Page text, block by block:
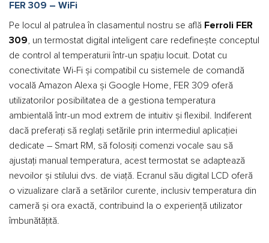
FER 309 – WiFi
Pe locul al patrulea în clasamentul nostru se află Ferroli FER
309 , un termostat digital inteligent care redefinește conceptul
de control al temperaturii într-un spațiu locuit. Dotat cu
conectivitate Wi-Fi și compatibil cu sistemele de comandă
vocală Amazon Alexa și Google Home, FER 309 oferă
utilizatorilor posibilitatea de a gestiona temperatura
ambientală într-un mod extrem de intuitiv și flexibil. Indiferent
dacă preferați să reglați setările prin intermediul aplicației
dedicate – Smart RM, să folosiți comenzi vocale sau să
ajustați manual temperatura, acest termostat se adaptează
nevoilor și stilului dvs. de viață. Ecranul său digital LCD oferă
o vizualizare clară a setărilor curente, inclusiv temperatura din
cameră și ora exactă, contribuind la o experiență utilizator
îmbunătățită.